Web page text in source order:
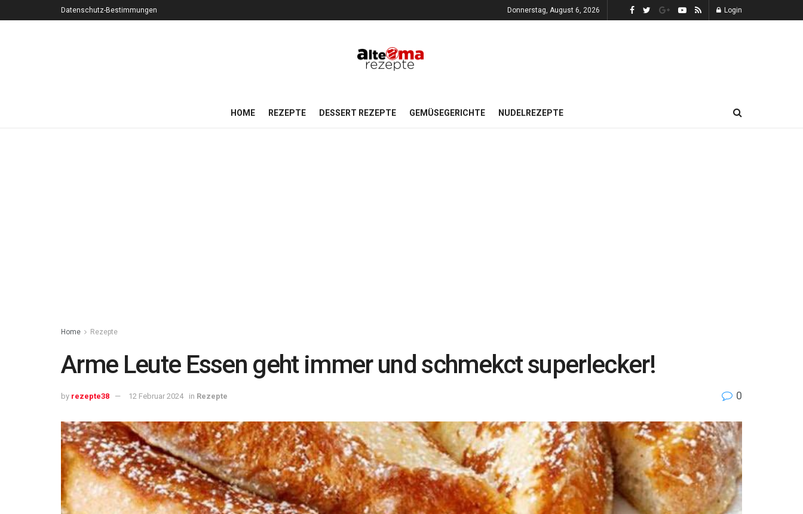
Datenschutz-Bestimmungen Donnerstag, August 6, 2026 Login
HOME REZEPTE DESSERT REZEPTE GEMÜSEGERICHTE NUDELREZEPTE
Home Rezepte
Arme Leute Essen geht immer und schmekct superlecker!
by rezepte38 12 Februar 2024 in Rezepte 0